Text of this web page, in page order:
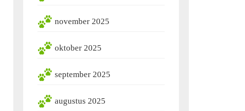
november 2025
oktober 2025
september 2025
augustus 2025